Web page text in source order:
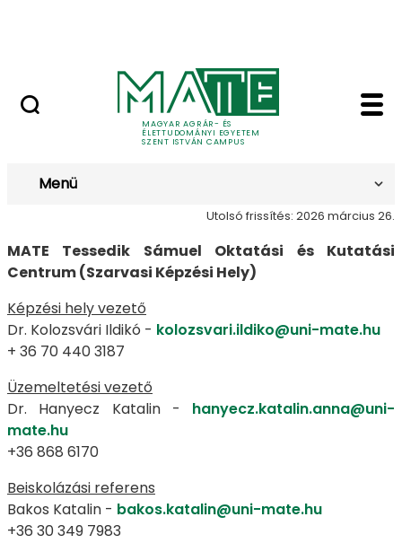
MAGYAR AGRÁR- ÉS
ÉLETTUDOMÁNYI EGYETEM
SZENT ISTVÁN CAMPUS
Kapcsolat - Szent
Kapcsolat
Menü
Utolsó frissítés: 2026 március 26.
MATE Tessedik Sámuel Oktatási és Kutatási
Centrum (Szarvasi Képzési Hely)
Képzési hely vezető
Dr. Kolozsvári Ildikó - kolozsvari.ildiko@uni-mate.hu
+ 36 70 440 3187
Üzemeltetési vezető
Dr. Hanyecz Katalin - hanyecz.katalin.anna@uni-
mate.hu
+36 868 6170
Beiskolázási referens
Bakos Katalin - bakos.katalin@uni-mate.hu
+36 30 349 7983